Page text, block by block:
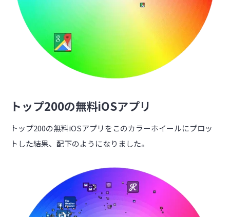
トップ200の無料iOSアプリ
トップ200の無料iOSアプリをこのカラーホイールにプロッ
トした結果、配下のようになりました。